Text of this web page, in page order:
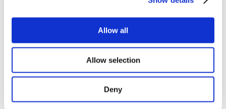
Allow all
Allow selection
Deny
Concerts
Music